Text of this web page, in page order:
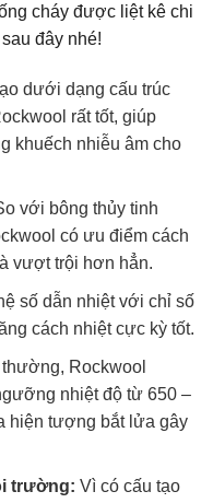
cháy được liệt kê chi
đây nhé!
dưới dạng cấu trúc
rất tốt, giúp
khuếch nhiễu âm cho
với bông thủy tinh
có ưu điểm cách
vượt trội hơn hẳn.
số dẫn nhiệt với chỉ số
cách nhiệt cực kỳ tốt.
Rockwool
nhiệt độ từ 650 –
hiện tượng bắt lửa gây
trường: Vì có cấu tạo